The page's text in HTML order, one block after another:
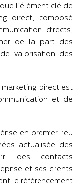
l’élément clé de
direct, composé
directs,
de la part des
valorisation des
marketing direct est
et de
en premier lieu
actualisée des
des contacts
et ses clients
le référencement